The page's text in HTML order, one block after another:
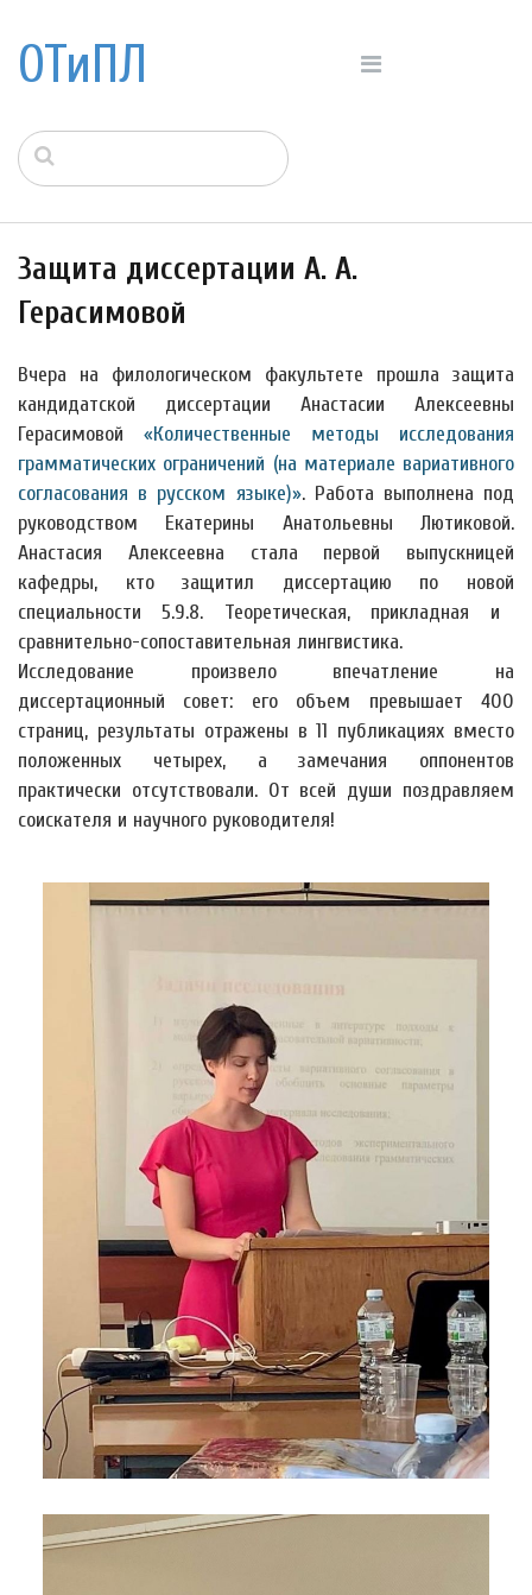
ОТиПЛ
Защита диссертации А. А.
Герасимовой
Вчера на филологическом факультете прошла защита
кандидатской диссертации Анастасии Алексеевны
Герасимовой «Количественные методы исследования
грамматических ограничений (на материале вариативного
согласования в русском языке)». Работа выполнена под
руководством Екатерины Анатольевны Лютиковой.
Анастасия Алексеевна стала первой выпускницей
кафедры, кто защитил диссертацию по новой
специальности 5.9.8. Теоретическая, прикладная и
сравнительно-сопоставительная лингвистика.
Исследование произвело впечатление на
диссертационный совет: его объем превышает 400
страниц, результаты отражены в 11 публикациях вместо
положенных четырех, а замечания оппонентов
практически отсутствовали. От всей души поздравляем
соискателя и научного руководителя!